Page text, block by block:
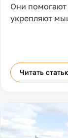
Они помогают
укрепляют
соответствие
Читать